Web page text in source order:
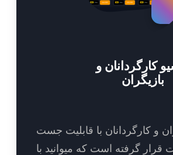
و
با قابلیت جست
است که میوانید با